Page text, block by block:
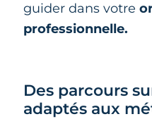
guider dans votre
professionnelle.
Des parcours
adaptés aux